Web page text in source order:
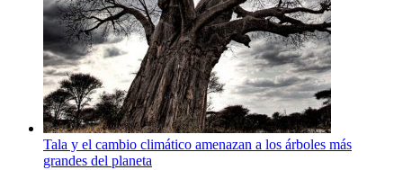
Tala y el cambio climático amenazan a los árboles más
grandes del planeta